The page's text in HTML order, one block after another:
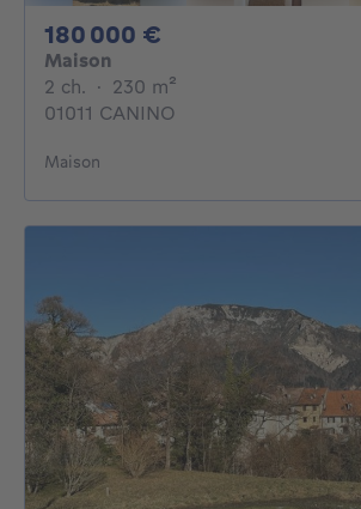
180 000 €
Maison
2 ch. 2 chambres
· 230 m²
01011 CANINO
Maison